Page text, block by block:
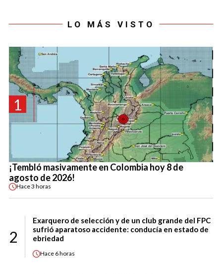
LO MÁS VISTO
1
¡Tembló masivamente en Colombia hoy 8 de
agosto de 2026!
Hace3 horas
2
Exarquero de selección y de un club grande del FPC
sufrió aparatoso accidente: conducía en estado de
ebriedad
Hace 6 horas